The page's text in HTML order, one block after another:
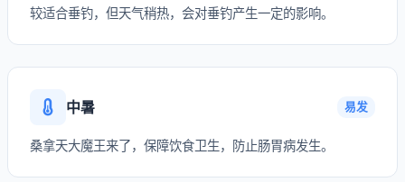
较适合垂钓，但天气稍热，会对垂钓产生一定的影响。
中暑 易发
桑拿天大魔王来了，保障饮食卫生，防止肠胃病发生。